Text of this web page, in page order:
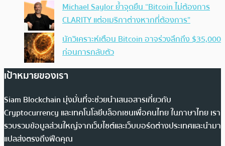
Michael Saylor ย้ำจุดยืน “Bitcoin ไม่ต้องการ
CLARITY แต่อเมริกาต่างหากที่ต้องการ”
นักวิเคราะห์เตือน Bitcoin อาจร่วงลึกถึง $35,000
ก่อนการกลับตัว
เป้าหมายของเรา
Siam Blockchain มุ่งมั่นที่จะช่วยนำเสนอสารเกี่ยวกับ
Cryptocurrency และเทคโนโลยีบล็อกเชนเพื่อคนไทย ในภาษาไทย เรา
รวบรวมข้อมูลส่วนใหญ่จากเว็บไซต์และเว็บบอร์ดต่างประเทศและนำมา
แปลส่งตรงถึงฟีดคุณ